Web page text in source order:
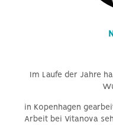
Im Laufe der Jahre
in Kopenhagen
Arbeit bei Vitanova